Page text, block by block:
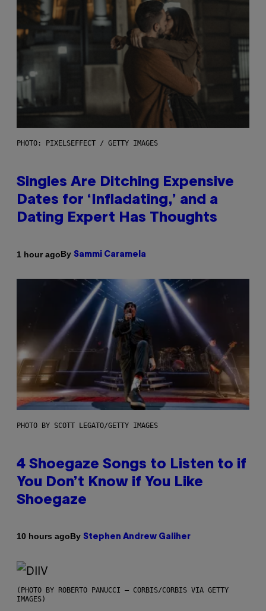
PHOTO: PIXELSEFFECT / GETTY IMAGES
Singles Are Ditching Expensive
Dates for ‘Infladating,’ and a
Dating Expert Has Thoughts
1 hour agoBy Sammi Caramela
PHOTO BY SCOTT LEGATO/GETTY IMAGES
4 Shoegaze Songs to Listen to if
You Don’t Know if You Like
Shoegaze
10 hours agoBy Stephen Andrew Galiher
(PHOTO BY ROBERTO PANUCCI – CORBIS/CORBIS VIA GETTY
IMAGES)